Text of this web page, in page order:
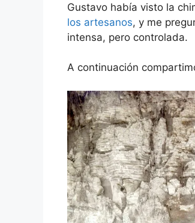
Gustavo había visto la
los artesanos, y me
intensa, pero controlada.
A continuación